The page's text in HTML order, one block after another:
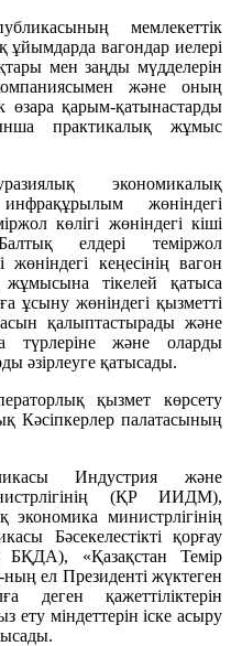
мемлекеттік
ұйымдарда вагондар иелері
мен заңды мүдделерін
және оның
өзара қарым-қатынастарды
практикалық жұмыс
экономикалық
жөніндегі
көлігі жөніндегі кіші
елдері теміржол
жөніндегі кеңесінің вагон
тікелей қатыса
ұсыну жөніндегі қызметті
қалыптастырады және
түрлеріне және оларды
әзірлеуге қатысады.
қызмет көрсету
Кәсіпкерлер палатасының
Индустрия және
(ҚР ИИДМ),
министрлігінің
Бәсекелестікті қорғау
БҚДА), «Қазақстан Темір
ел Президенті жүктеген
деген қажеттіліктерін
міндеттерін іске асыру